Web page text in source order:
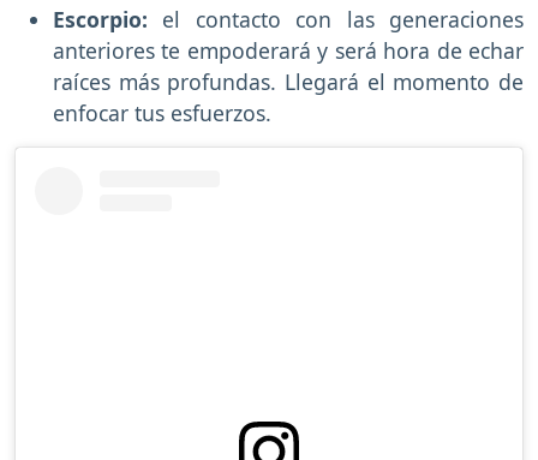
Escorpio: el contacto con las generaciones
anteriores te empoderará y será hora de echar
raíces más profundas. Llegará el momento de
enfocar tus esfuerzos.